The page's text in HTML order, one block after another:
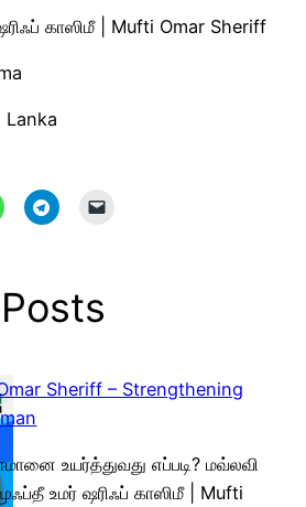
காஸிமீ | Mufti Omar Sheriff
Lanka
Sheriff – Strengthening
உயர்த்துவது எப்படி? மவ்லவி
உமர் ஷரிஃப் காஸிமீ | Mufti